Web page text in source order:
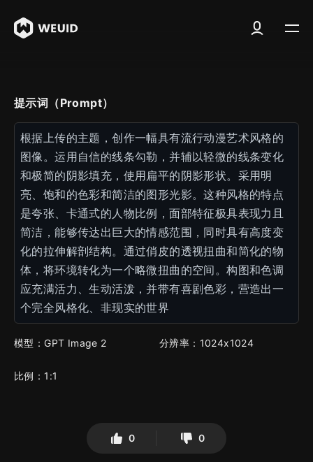
提示词（Prompt）
根据上传的主题，创作一幅具有流行动漫艺术风格的
图像。运用自信的线条勾勒，并辅以轻微的线条变化
和极简的阴影填充，使用扁平的阴影形状。采用明
亮、饱和的色彩和简洁的图形光影。这种风格的特点
是夸张、卡通式的人物比例，面部特征极具表现力且
简洁，能够传达出巨大的情感范围，同时具有高度变
化的拉伸解剖结构。通过俏皮的透视扭曲和简化的物
体，将环境转化为一个略微扭曲的空间。构图和色调
应充满活力、生动活泼，并带有喜剧色彩，营造出一
个完全风格化、非现实的世界
模型：GPT Image 2 分辨率：1024x1024
比例：1:1
0 0